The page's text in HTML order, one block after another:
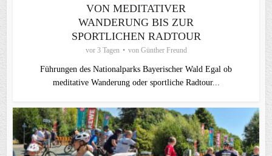
VON MEDITATIVER
WANDERUNG BIS ZUR
SPORTLICHEN RADTOUR
vor 3 Tagen von Günther Freund
Führungen des Nationalparks Bayerischer Wald Egal ob
meditative Wanderung oder sportliche Radtour...